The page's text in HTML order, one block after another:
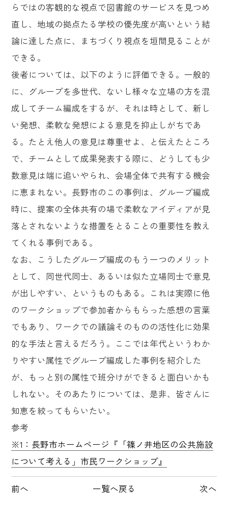
らではの客観的な視点で図書館のサービスを見つめ
直し、地域の拠点たる学校の優先度が高いという結
論に達した点に、まちづくり視点を垣間見ることが
できる。
後者については、以下のように評価できる。一般的
に、グループを多世代、ないし様々な立場の方を混
成してチーム編成をするが、それは時として、新し
い発想、柔軟な発想による意見を抑止しがちであ
る。たとえ他人の意見は尊重せよ、と伝えたところ
で、チームとして成果発表する際に、どうしても少
数意見は端に追いやられ、会場全体で共有する機会
に恵まれない。長野市のこの事例は、グループ編成
時に、提案の全体共有の場で柔軟なアイディアが見
落とされないような措置をとることの重要性を教え
てくれる事例である。
なお、こうしたグループ編成のもう一つのメリット
として、同世代同士、あるいは似た立場同士で意見
が出しやすい、というものもある。これは実際に他
のワークショップで参加者からもらった感想の言葉
でもあり、ワークでの議論そのものの活性化に効果
的な手法と言えるだろう。ここでは年代というわか
りやすい属性でグループ編成した事例を紹介した
が、もっと別の属性で班分けができると面白いかも
しれない。そのあたりについては、是非、皆さんに
知恵を絞ってもらいたい。
参考
※1：長野市ホームページ『「篠ノ井地区の公共施設
について考える」市民ワークショップ』
前へ 一覧へ戻る 次へ